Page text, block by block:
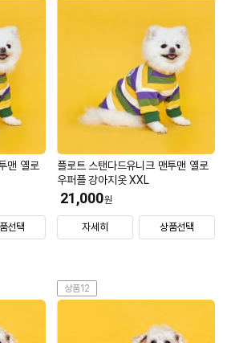
맨 옐로
선택
플로트 스탠다드유니크 맨투맨 옐로
우퍼플 강아지옷 XXL
21,000원
자세히 상품선택
상품12